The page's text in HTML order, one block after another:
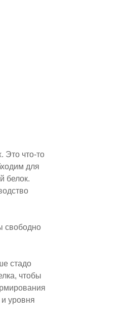
Это что-то
для
белок.
свободно
стадо
чтобы
уровня